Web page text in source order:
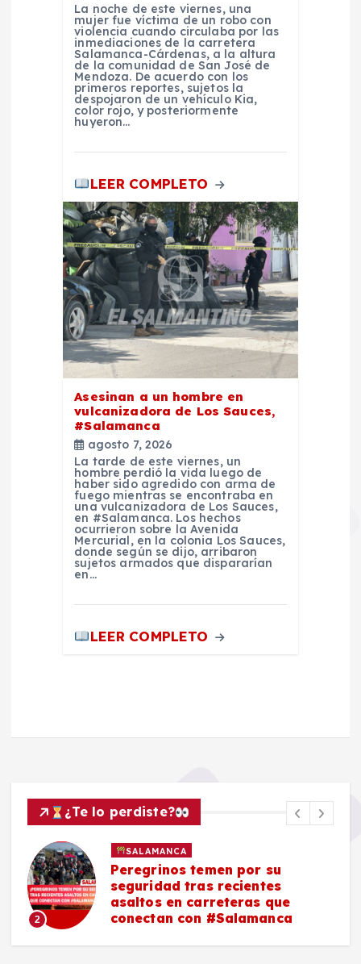
La noche de este viernes, una
mujer fue víctima de un robo con
violencia cuando circulaba por las
inmediaciones de la carretera
Salamanca-Cárdenas, a la altura
de la comunidad de San José de
Mendoza. De acuerdo con los
primeros reportes, sujetos la
despojaron de un vehículo Kia,
color rojo, y posteriormente
huyeron…
LEER COMPLETO
Asesinan a un hombre en
vulcanizadora de Los Sauces,
#Salamanca
agosto 7, 2026
La tarde de este viernes, un
hombre perdió la vida luego de
haber sido agredido con arma de
fuego mientras se encontraba en
una vulcanizadora de Los Sauces,
en #Salamanca. Los hechos
ocurrieron sobre la Avenida
Mercurial, en la colonia Los Sauces,
donde según se dijo, arribaron
sujetos armados que dispararían
en…
LEER COMPLETO
¿Te lo perdiste?
2
SALAMANCA
Peregrinos temen por su
seguridad tras recientes
asaltos en carreteras que
conectan con #Salamanca